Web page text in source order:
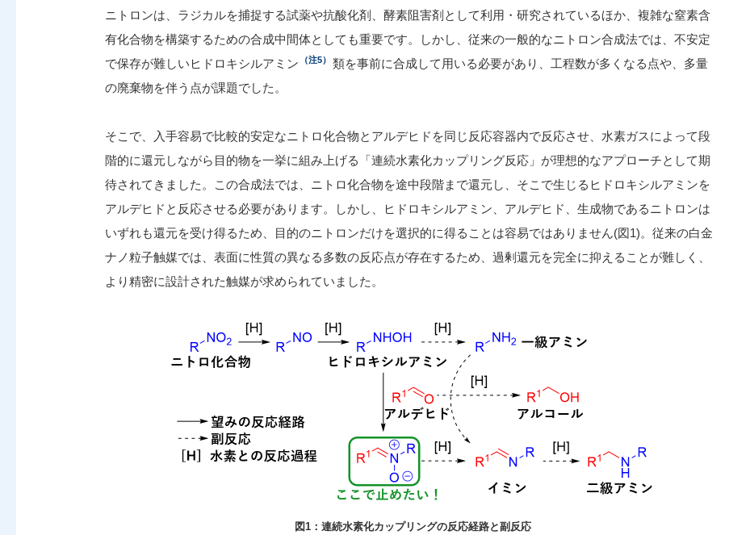
ニトロンは、ラジカルを捕捉する試薬や抗酸化剤、酵素阻害剤として利用・研究されているほか、複雑な窒素含
有化合物を構築するための合成中間体としても重要です。しかし、従来の一般的なニトロン合成法では、不安定
で保存が難しいヒドロキシルアミン
（注5）
類を事前に合成して用いる必要があり、工程数が多くなる点や、多量
の廃棄物を伴う点が課題でした。
そこで、入手容易で比較的安定なニトロ化合物とアルデヒドを同じ反応容器内で反応させ、水素ガスによって段
階的に還元しながら目的物を一挙に組み上げる「連続水素化カップリング反応」が理想的なアプローチとして期
待されてきました。この合成法では、ニトロ化合物を途中段階まで還元し、そこで生じるヒドロキシルアミンを
アルデヒドと反応させる必要があります。しかし、ヒドロキシルアミン、アルデヒド、生成物であるニトロンは
いずれも還元を受け得るため、目的のニトロンだけを選択的に得ることは容易ではありません(図1)。従来の白金
ナノ粒子触媒では、表面に性質の異なる多数の反応点が存在するため、過剰還元を完全に抑えることが難しく、
より精密に設計された触媒が求められていました。
図1：連続水素化カップリングの反応経路と副反応